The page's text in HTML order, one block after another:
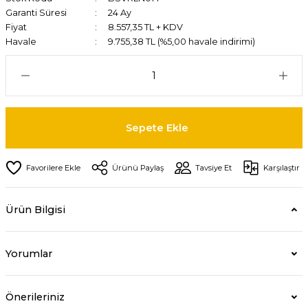
Garanti Süresi
24 Ay
Fiyat
8.557,35 TL + KDV
Havale
9.755,38 TL (%5,00 havale indirimi)
Sepete Ekle
Ürünü Paylaş Tavsiye Et Karşılaştır
Ürün Bilgisi
Yorumlar
Önerileriniz